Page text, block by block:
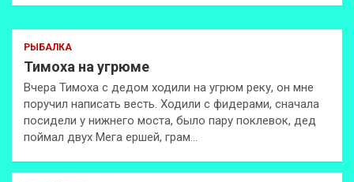
РЫБАЛКА
Тимоха на угрюме
Вчера Тимоха с дедом ходили на угрюм реку, он мне
поручил написать весть. Ходили с фидерами, сначала
посидели у нижнего моста, было пару поклевок, дед
поймал двух Мега ершей, грам…